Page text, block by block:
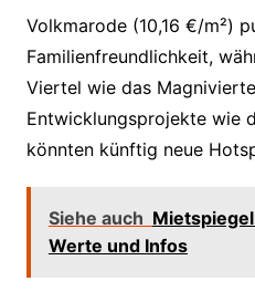
Volkmarode (10,16 €/m²)
Familienfreundlichkeit,
Viertel wie das
Entwicklungsprojekte wie
könnten künftig neue
Siehe auch
Werte und Infos